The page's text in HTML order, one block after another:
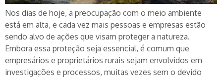
Nos dias de hoje, a preocupação com o meio ambiente
está em alta, e cada vez mais pessoas e empresas estão
sendo alvo de ações que visam proteger a natureza.
Embora essa proteção seja essencial, é comum que
empresários e proprietários rurais sejam envolvidos em
investigações e processos, muitas vezes sem o devido